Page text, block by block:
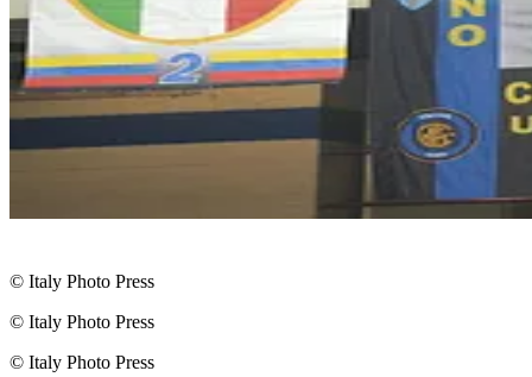
© Italy Photo Press
© Italy Photo Press
© Italy Photo Press